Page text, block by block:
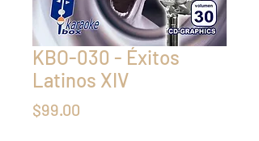
KBO-030 - Éxitos
Latinos XIV
$99.00